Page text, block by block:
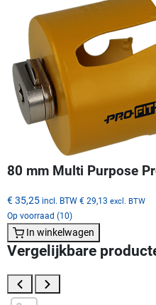
80 mm Multi Purpose
€ 35,25 incl. BTW € 29,13 excl. BTW
Op voorraad (10)
In winkelwagen
Vergelijkbare